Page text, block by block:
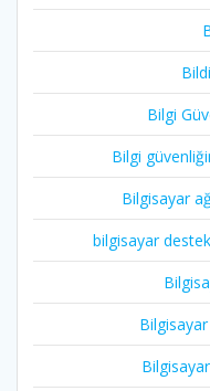
Bilgi
Bilgi
Bilgisayar
bilgisayar